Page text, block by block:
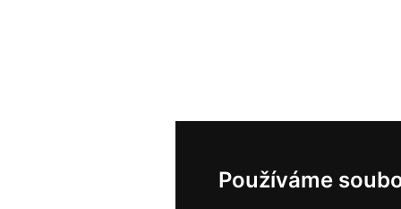
Používáme